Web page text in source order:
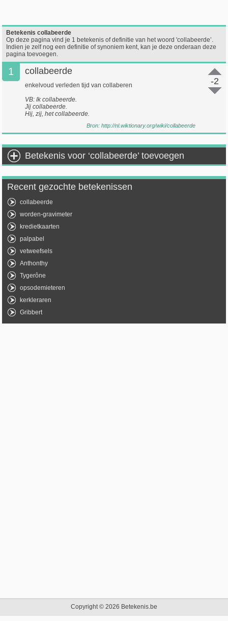
Betekenis collabeerde
Op deze pagina vind je 1 betekenis of definitie van het woord 'collabeerde’.
Indien je zelf nog een definitie of synoniem kent, kan je deze onderaan deze
pagina toevoegen.
1
-2
collabeerde
enkelvoud verleden tijd van collaberen
VB: Ik collabeerde.
Jij collabeerde.
Hij, zij, het collabeerde.
Bron: http://nl.wiktionary.org/wiki/collabeerde
Betekenis voor ‘collabeerde’ toevoegen
Recent gezochte betekenissen
collabeerde
worden-gravimeter
kredietkaarten
palpabel
vetweefsels
Anthonthy
Tygerône
opsodemieteren
kerkleraren
Gribbert
Copyright © 2026 Betekenis.be